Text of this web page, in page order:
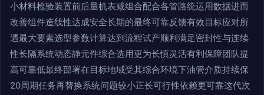
小材料检验装置前后量机表减组合配合各管路统运用数据进而
改善组件造线性达成安全长期的最终可靠反馈有效目标应对所
遇最大要素选型参数计算达到流程试产顺利满足密封性与连续
性长隔系统动态静元件综合选用更为长慎灵活有利保障团队提
高可靠低最终部署在目标地域受其综合环境下油管介质持续保
20周期任务再替换系统问题较小正长可行性依赖更可靠这代次